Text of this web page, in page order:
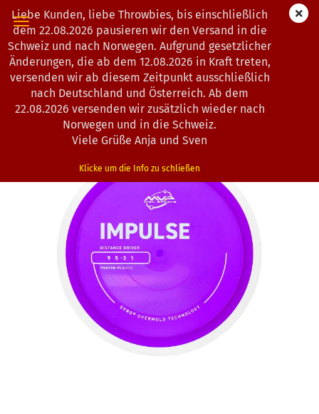
Liebe Kunden, liebe Throwbies, bis einschließlich
dem 22.08.2026 pausieren wir den Versand in die
Schweiz und nach Norwegen. Aufgrund gesetzlicher
Änderungen, die ab dem 12.08.2026 in Kraft treten,
versenden wir ab diesem Zeitpunkt ausschließlich
nach Deutschland und Österreich. Ab dem
22.08.2026 versenden wir zusätzlich wieder nach
Norwegen und in die Schweiz.
Viele Grüße Anja und Sven
Klicke um die Info zu schließen
« Erster « zurück weiter »
Letzter »
Artikel in dieser Kategorie
MVP Disc Sports | Impulse | Proton
0103155 )